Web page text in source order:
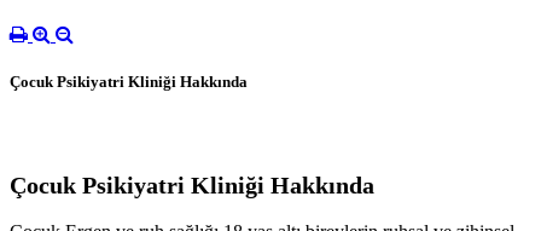
Çocuk Psikiyatri Kliniği Hakkında
Çocuk Psikiyatri Kliniği Hakkında